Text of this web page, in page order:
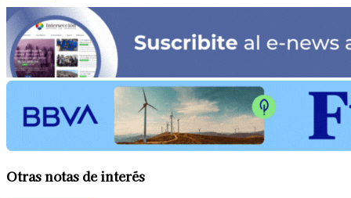
Otras notas de interés